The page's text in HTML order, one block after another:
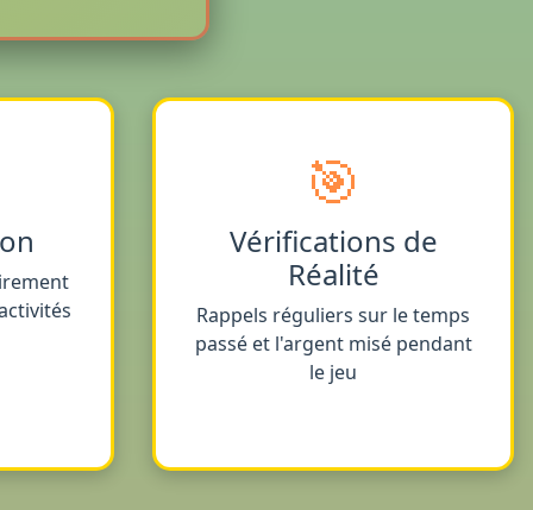
🎯
Vérifications de
Réalité
Rappels réguliers sur le temps
passé et l'argent misé pendant
le jeu